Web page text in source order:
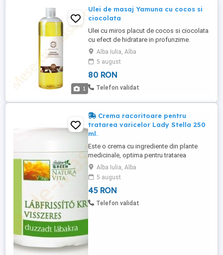
1
Ulei de masaj Yamuna cu cocos si
ciocolata
Ulei cu miros placut de cocos si ciocolata
cu efect de hidratare in profunzime.
Reface echilibrul natural al pielii, este
bogat in acizi grasi. Uleiul de Ciocolata
inbunatateste circulatia sangelui pe
suprafata corpului, astfel ajuta in
tratamentul de vindecare a celulitei.
Alba Iulia, Alba
5 august
80 RON
Telefon validat
Crema racoritoare pentru
tratarea varicelor Lady Stella 250
ml.
Este o crema cu ingrediente din plante
medicinale, optima pentru tratarea
picioare umflate, obosite si cu varice.
Utilizarea zilnica si regulata a cremei
racoritoare confera o senzatie de racoare
a piciorului, ajuta la contractia venelor si
previne inflamatia. Informatii suplimentare
Alba Iulia, Alba
5 august
45 RON
Telefon validat